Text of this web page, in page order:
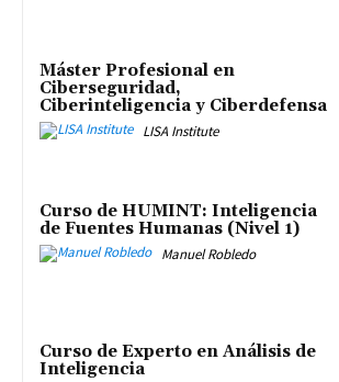
Máster Profesional en
Ciberseguridad,
Ciberinteligencia y Ciberdefensa
LISA Institute
Curso de HUMINT: Inteligencia
de Fuentes Humanas (Nivel 1)
Manuel Robledo
Curso de Experto en Análisis de
Inteligencia